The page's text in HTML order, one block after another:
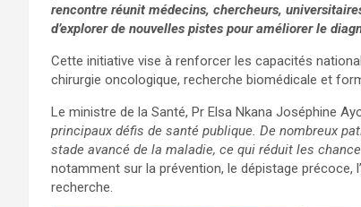
rencontre réunit médecins, chercheurs,
d’explorer de nouvelles pistes pour améliorer le
Cette initiative vise à renforcer les capacités
chirurgie oncologique, recherche biomédicale et
Le ministre de la Santé, Pr Elsa Nkana Joséphine
principaux défis de santé publique. De nombreux
stade avancé de la maladie, ce qui réduit les
notamment sur la prévention, le dépistage précoce,
recherche.